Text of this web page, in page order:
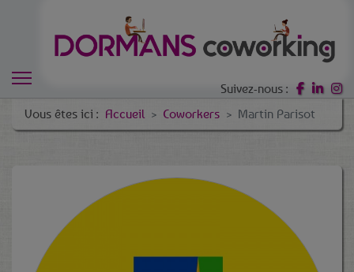
Suivez-nous :
Vous êtes ici : Accueil Coworkers Martin Parisot